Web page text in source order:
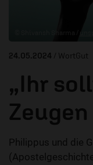
24.05.2024 / WortGut
„Ihr
Philippus und die